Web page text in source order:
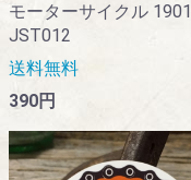
モーターサイクル 1901
JST012
送料無料
390円